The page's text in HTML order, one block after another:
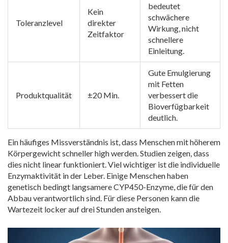
Toleranzlevel
Kein
direkter
Zeitfaktor
bedeutet
schwächere
Wirkung, nicht
schnellere
Einleitung.
Produktqualität ±20 Min.
Gute Emulgierung
mit Fetten
verbessert die
Bioverfügbarkeit
deutlich.
Ein häufiges Missverständnis ist, dass Menschen mit höherem
Körpergewicht schneller high werden. Studien zeigen, dass
dies nicht linear funktioniert. Viel wichtiger ist die individuelle
Enzymaktivität in der Leber. Einige Menschen haben
genetisch bedingt langsamere CYP450-Enzyme, die für den
Abbau verantwortlich sind. Für diese Personen kann die
Wartezeit locker auf drei Stunden ansteigen.